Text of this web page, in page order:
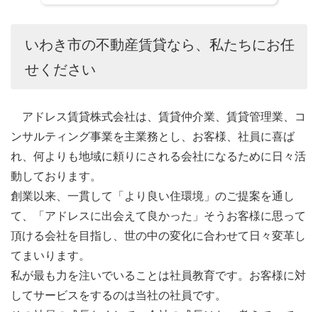
3．個人情報の安全保護
個人情報への不正アクセスや個人情報の盗難、紛失、
破壊、改ざん、漏洩(ろうえい)等を防ぐため、個人情
報の保存・管理・廃棄ルールの徹底、社内ルールを定
めて徹底し、 その予防に努めます。
4．法令・社内規定の遵守
当社は、個人情報に関する諸法令、所轄官庁の定める
諸規則の遵守に努めます。
5．苦情・相談への対応
いわき市の不動産賃貸なら、私たちにお任
せください
アドレス賃貸株式会社は、賃貸仲介業、賃貸管理業、コ
ンサルティング事業を主業務とし、お客様、社員に喜ば
れ、何よりも地域に頼りにされる会社になるために日々活
動しております。
創業以来、一貫して「より良い住環境」のご提案を通し
て、「アドレスに出会えて良かった」そうお客様に思って
頂ける会社を目指し、世の中の変化に合わせて日々変革し
てまいります。
私が最も力を注いでいることは社員教育です。お客様に対
してサービスをするのは当社の社員です。